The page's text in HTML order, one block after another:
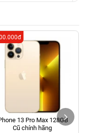
(Quận Tân Phú cũ)
Minh (Q.9 TP. Thủ
(Bình Thọ, TP. Thủ
(Bình Dương Cũ)
Hồ Chí Minh (TP. Vũng
Chí Minh (Tân Bình
13 Pro Max 128GB
Cũ chính hãng